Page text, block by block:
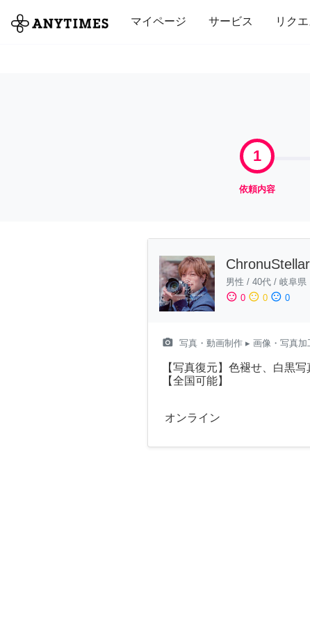
マイページ サービス リクエ
全て 修理・組立 家事 引っ越し
1
依頼内容
ChronuStellar
男性 / 40代 / 岐阜県
sentiment_satisfied 0 sentiment_neutral 0 sentiment_dissatisfied 0
camera_alt 写真・動画制作 ▸ 画像・写真加
【写真復元】色褪せ、白黒
【全国可能】
オンライン